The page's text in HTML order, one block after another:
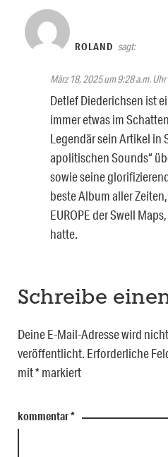
ROLAND sagt:
März 18, 2025 um 9:28 a.m. Uhr
Detlef Diederichsen ist
immer etwas im
Legendär sein Artikel in
apolitischen Sounds“
sowie seine
beste Album aller Zeiten,
EUROPE der Swell
hatte.
Schreibe
Deine E-Mail-Adresse wird nicht
veröffentlicht. Erforderliche
mit*markiert
kommentar*